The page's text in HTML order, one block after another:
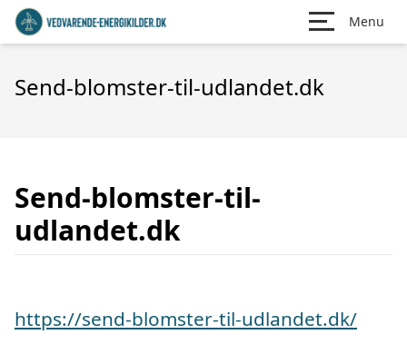
Menu
Send-blomster-til-udlandet.dk
Send-blomster-til-
udlandet.dk
https://send-blomster-til-udlandet.dk/